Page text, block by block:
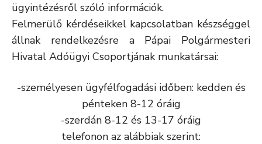
ügyintézésről szóló információk.
Felmerülő kérdéseikkel kapcsolatban készséggel
állnak rendelkezésre a Pápai Polgármesteri
Hivatal Adóügyi Csoportjának munkatársai:
-személyesen ügyfélfogadási időben: kedden és
pénteken 8-12 óráig
-szerdán 8-12 és 13-17 óráig
telefonon az alábbiak szerint: